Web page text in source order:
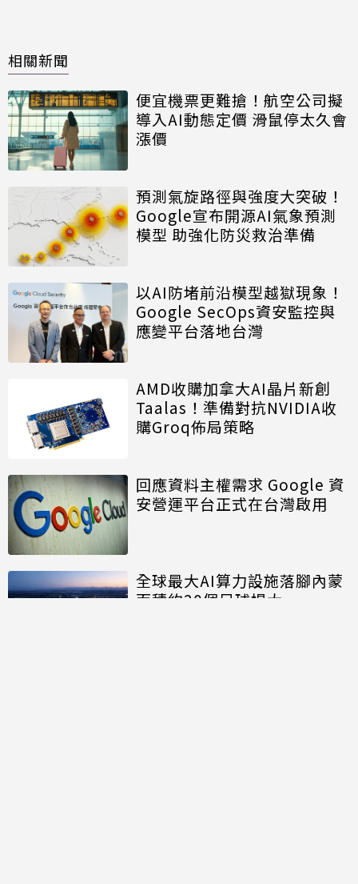
相關新聞
便宜機票更難搶！航空公司擬
導入AI動態定價 滑鼠停太久會
漲價
預測氣旋路徑與強度大突破！
Google宣布開源AI氣象預測
模型 助強化防災救治準備
以AI防堵前沿模型越獄現象！
Google SecOps資安監控與
應變平台落地台灣
AMD收購加拿大AI晶片新創
Taalas！準備對抗NVIDIA收
購Groq佈局策略
回應資料主權需求 Google 資
安營運平台正式在台灣啟用
全球最大AI算力設施落腳內蒙
面積約20個足球場大